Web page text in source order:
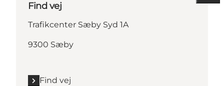
Find vej
Trafikcenter Sæby Syd 1A
9300 Sæby
Find vej